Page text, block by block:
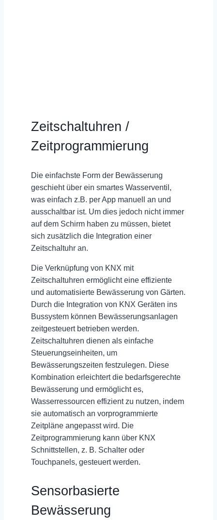
Zeitschaltuhren /
Zeitprogrammierung
Die einfachste Form der Bewässerung
geschieht über ein smartes Wasserventil,
was einfach z.B. per App manuell
an und
ausschaltbar ist. Um dies jedoch nicht immer
auf dem Schirm haben zu müssen, bietet
sich zusätzlich die Integration einer
Zeitschaltuhr an.
Die Verknüpfung von KNX mit
Zeitschaltuhren ermöglicht eine effiziente
und automatisierte Bewässerung von Gärten.
Durch die Integration von KNX Geräten ins
Bussystem können Bewässerungsanlagen
zeitgesteuertbetrieben werden.
Zeitschaltuhren dienen als einfache
Steuerungseinheiten, um
Bewässerungszeiten festzulegen. Diese
Kombination erleichtert die bedarfsgerechte
Bewässerung und ermöglicht es,
Wasserressourcen effizient zu nutzen, indem
sie automatisch an vorprogrammierte
Zeitpläne angepasst wird. Die
Zeitprogrammierung kann über KNX
Schnittstellen, z. B. Schalter oder
Touchpanels, gesteuert werden.
Sensorbasierte
Bewässerung